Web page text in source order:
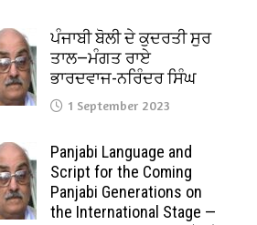
ਪੰਜਾਬੀ ਬੋਲੀ ਦੇ ਕੁਦਰਤੀ ਸੁਰ
ਤਾਲ—ਮੰਗਤ ਰਾਏ
ਭਾਰਦਵਾਜ-ਨਰਿੰਦਰ ਸਿੰਘ
1 September 2023
Panjabi Language and
Script for the Coming
Panjabi Generations on
the International Stage —